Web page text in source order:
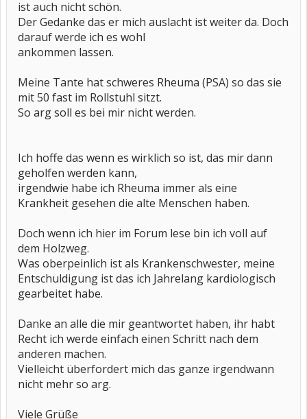
ist auch nicht schön.
Der Gedanke das er mich auslacht ist weiter da. Doch
darauf werde ich es wohl
ankommen lassen.
Meine Tante hat schweres Rheuma (PSA) so das sie
mit 50 fast im Rollstuhl sitzt.
So arg soll es bei mir nicht werden.
Ich hoffe das wenn es wirklich so ist, das mir dann
geholfen werden kann,
irgendwie habe ich Rheuma immer als eine
Krankheit gesehen die alte Menschen haben.
Doch wenn ich hier im Forum lese bin ich voll auf
dem Holzweg.
Was oberpeinlich ist als Krankenschwester, meine
Entschuldigung ist das ich Jahrelang kardiologisch
gearbeitet habe.
Danke an alle die mir geantwortet haben, ihr habt
Recht ich werde einfach einen Schritt nach dem
anderen machen.
Vielleicht überfordert mich das ganze irgendwann
nicht mehr so arg.
Viele Grüße